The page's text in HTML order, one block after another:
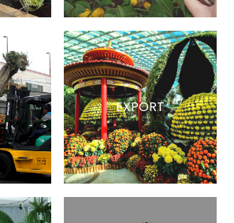
EXPORT